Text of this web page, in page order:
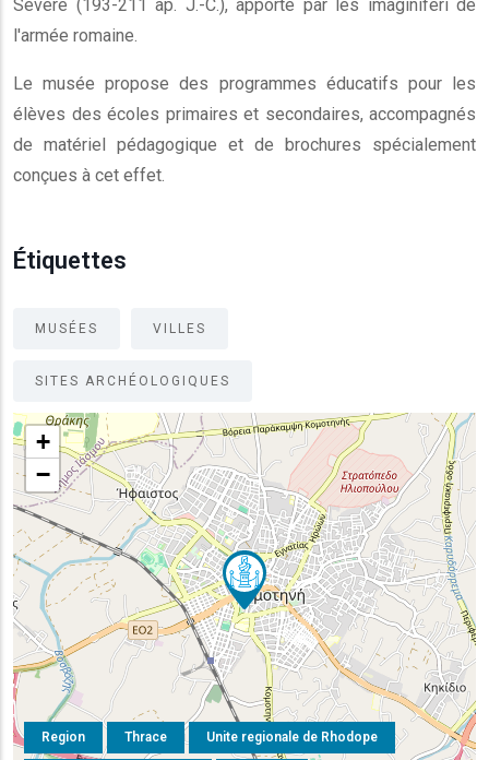
Sévère (193-211 ap. J.-C.), apporté par les imaginiferi de
l'armée romaine.
Le musée propose des programmes éducatifs pour les
élèves des écoles primaires et secondaires, accompagnés
de matériel pédagogique et de brochures spécialement
conçues à cet effet.
Étiquettes
MUSÉES VILLES
SITES ARCHÉOLOGIQUES
Region Thrace Unite regionale de Rhodope
+
−